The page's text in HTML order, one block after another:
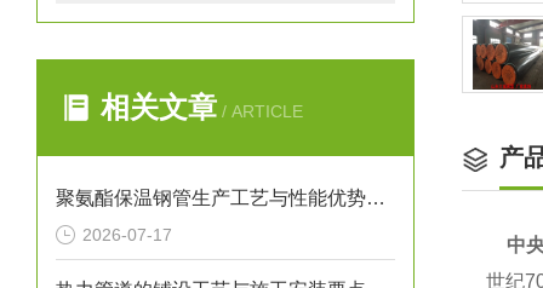
相关文章 / ARTICLE
聚氨酯保温钢管生产工艺与性能优势解析
2026-07-17
产
中
世纪